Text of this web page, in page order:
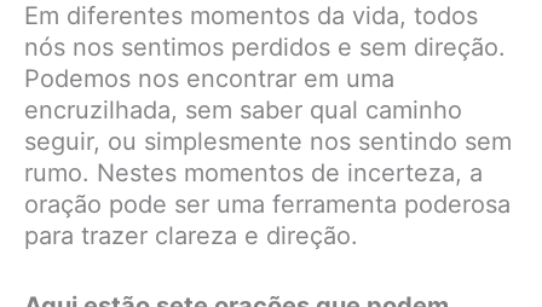
Em diferentes momentos da vida, todos
nós nos sentimos perdidos e sem direção.
Podemos nos encontrar em uma
encruzilhada, sem saber qual caminho
seguir, ou simplesmente nos sentindo sem
rumo. Nestes momentos de incerteza, a
oração pode ser uma ferramenta poderosa
para trazer clareza e direção.